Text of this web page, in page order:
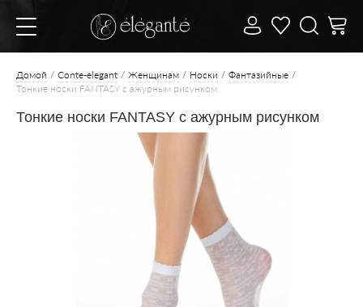
Домой Conte-elegant Женщинам Носки
Фантазийные
Тонкие носки FANTASY с ажурным рисунком
Тонкие носки FANTASY с ажурным рисунком